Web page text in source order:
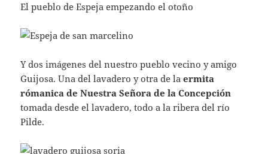
El pueblo de Espeja empezando el otoño
Y dos imágenes del nuestro pueblo vecino y amigo
Guijosa. Una del lavadero y otra de laermita
rómanica de Nuestra Señora de la Concepción
tomada desde el lavadero, todo a la ribera del río
Pilde.